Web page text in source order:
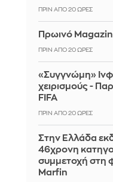
ΠΡΙΝ ΑΠΌ 20 ΏΡΕΣ
Πρωινό
ΠΡΙΝ ΑΠΌ 20 ΏΡΕΣ
«Συγγνώμη»
χειρισμούς -
FIFA
ΠΡΙΝ ΑΠΌ 20 ΏΡΕΣ
Στην Ελλάδα
46χρονη
συμμετοχή στη
Marfin